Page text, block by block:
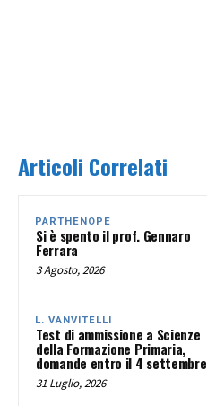
Articoli Correlati
PARTHENOPE
Si è spento il prof. Gennaro
Ferrara
3 Agosto, 2026
L. VANVITELLI
Test di ammissione a Scienze
della Formazione Primaria,
domande entro il 4 settembre
31 Luglio, 2026